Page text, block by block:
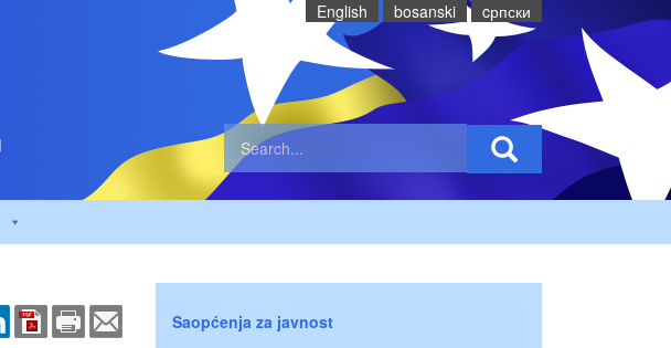
English bosanski cрпски
Saopćenja za javnost